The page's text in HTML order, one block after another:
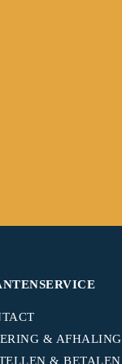
& AFHALING
& BETALEN